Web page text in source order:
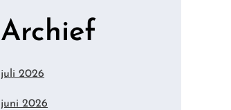
Archief
juli 2026
juni 2026